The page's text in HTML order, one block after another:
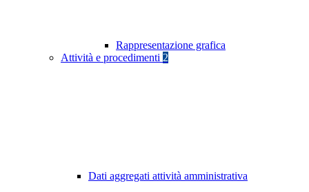
Rappresentazione grafica
Attività e procedimenti 2
Dati aggregati attività amministrativa